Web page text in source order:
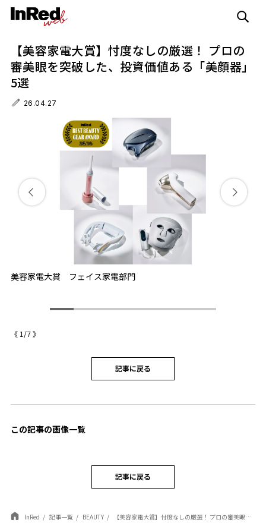
【美容家電大賞】忖度なしの厳選！ プロの
審美眼を突破した、投資価値ある「美顔器」
5選
26.04.27
美容家電大賞 フェイス家電部門
《 1 /7》
記事に戻る
この記事の画像一覧
記事に戻る
InRed 記事一覧 BEAUTY 【美容家電大賞】忖度なしの厳選！ プロの審美眼を突破した、投資価値ある「美顔器」5選